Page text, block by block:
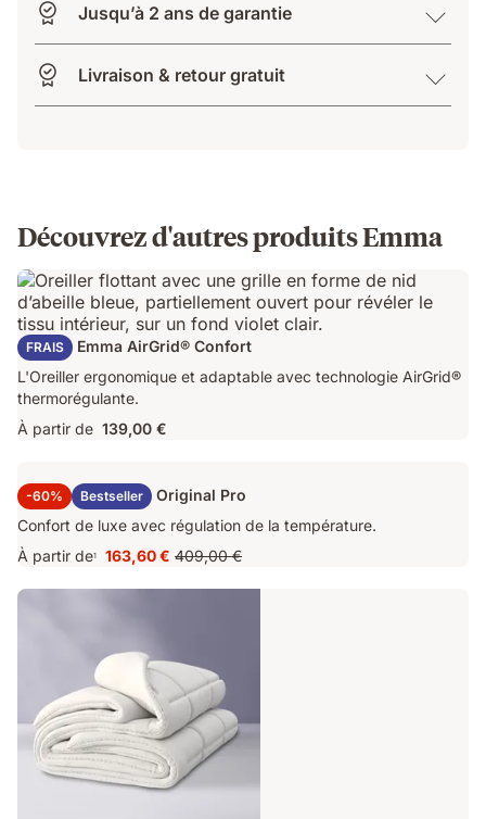
Jusqu’à 2 ans de garantie
Livraison & retour gratuit
Découvrez d'autres produits Emma
FRAIS
Oreiller Emma AirGrid® Confort
L'Oreiller ergonomique et adaptable avec technologie AirGrid®
thermorégulante.
À partir de 139,00 €
-60% Bestseller
Surmatelas Emma Original Pro
Confort de luxe avec régulation de la température.
À partir de1
Prix
163,60 €
163,60 € Prix
d'origine
409,00 €